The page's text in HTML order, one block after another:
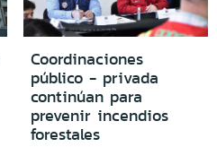
Coordinaciones
público - privada
continúan para
prevenir incendios
forestales